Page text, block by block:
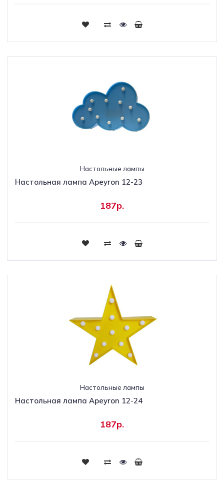
Настольные лампы
Настольная лампа Apeyron 12-23
187р.
Настольные лампы
Настольная лампа Apeyron 12-24
187р.